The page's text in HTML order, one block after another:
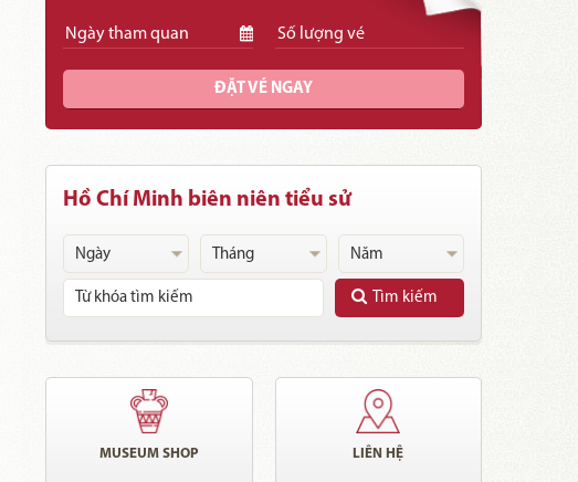
ĐẶT VÉ NGAY
Hồ Chí Minh biên niên tiểu sử
Tìm kiếm
MUSEUM SHOP LIÊN HỆ